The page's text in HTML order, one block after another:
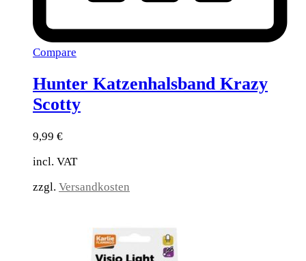
Compare
Hunter Katzenhalsband Krazy
Scotty
9,99 €
incl. VAT
zzgl. Versandkosten